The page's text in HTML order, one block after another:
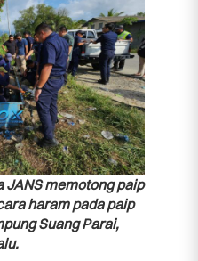
JANS memotong paip
haram pada paip
Suang Parai,